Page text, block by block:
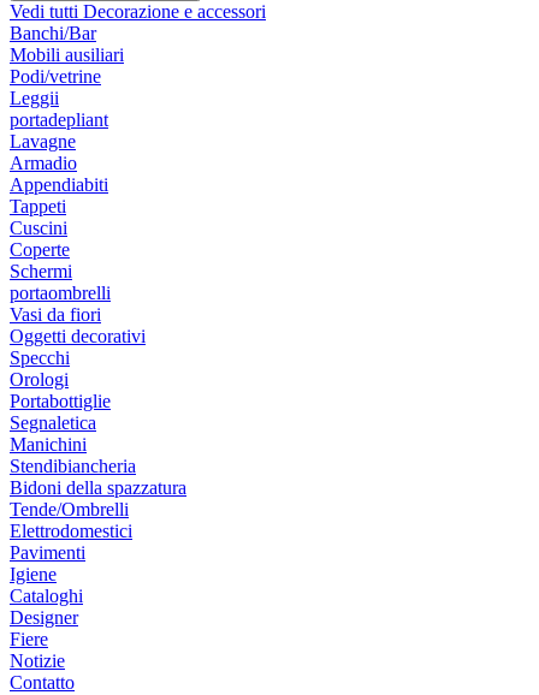
Vedi tutti Decorazione e accessori
Banchi/Bar
Mobili ausiliari
Podi/vetrine
Leggii
portadepliant
Lavagne
Armadio
Appendiabiti
Tappeti
Cuscini
Coperte
Schermi
portaombrelli
Vasi da fiori
Oggetti decorativi
Specchi
Orologi
Portabottiglie
Segnaletica
Manichini
Stendibiancheria
Bidoni della spazzatura
Tende/Ombrelli
Elettrodomestici
Pavimenti
Igiene
Cataloghi
Designer
Fiere
Notizie
Contatto